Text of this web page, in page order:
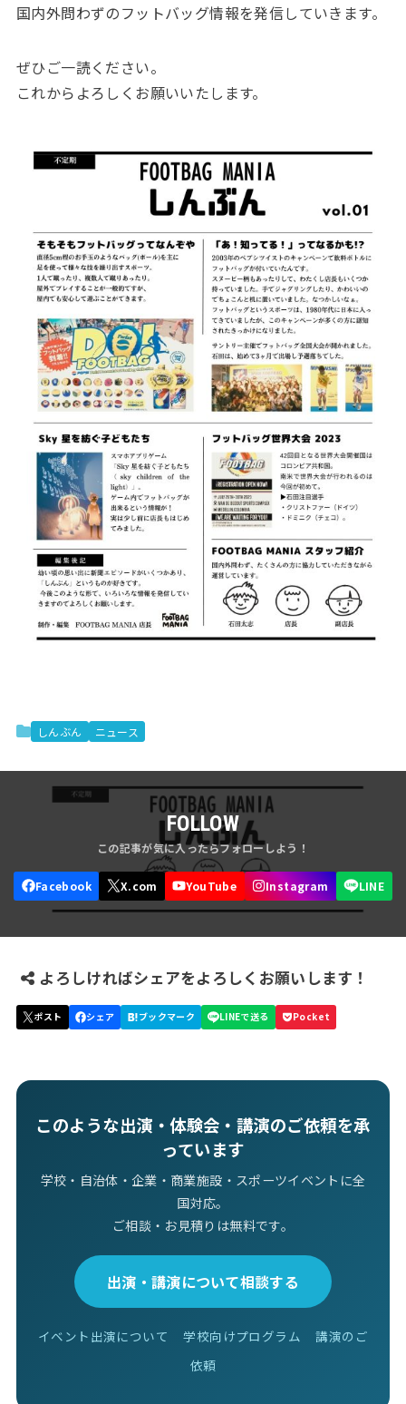
国内外問わずのフットバッグ情報を発信していきます。
ぜひご一読ください。
これからよろしくお願いいたします。
しんぶん ニュース
FOLLOW
よろしければシェアをよろしくお願いします！
このような出演・体験会・講演のご依頼を承
っています
学校・自治体・企業・商業施設・スポーツイベントに全
国対応。
ご相談・お見積りは無料です。
出演・講演について相談する
イベント出演について 学校向けプログラム
講演のご
依頼